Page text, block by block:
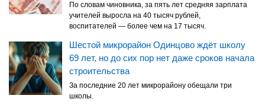
По словам чиновника, за пять лет средняя зарплата
учителей выросла на 40 тысяч рублей,
воспитателей — более чем на 17 тысяч.
Шестой микрорайон Одинцово ждёт школу
69 лет, но до сих пор нет даже сроков начала
строительства
За последние 20 лет микрорайону обещали три
школы.